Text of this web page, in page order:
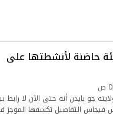
حاضنة لأنشطتها على
جو بايدن أنه حتى الآن لا رابط
فيجاس التفاصيل تكشفها الموجز